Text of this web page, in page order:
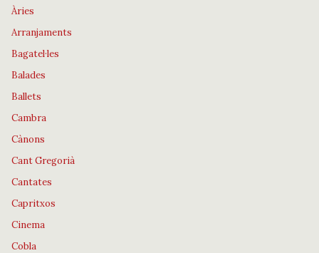
Àries
Arranjaments
Bagatel·les
Balades
Ballets
Cambra
Cànons
Cant Gregorià
Cantates
Capritxos
Cinema
Cobla